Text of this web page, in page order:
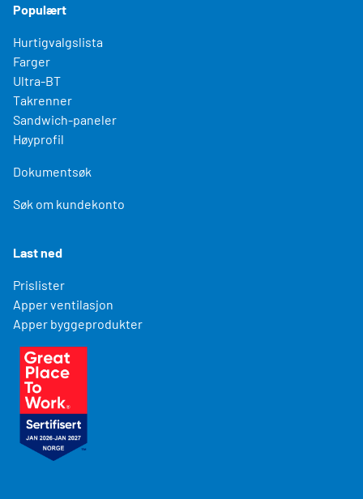
Populært
Hurtigvalgslista
Farger
Ultra-BT
Takrenner
Sandwich-paneler
Høyprofil
Dokumentsøk
Søk om kundekonto
Last ned
Prislister
Apper ventilasjon
Apper byggeprodukter